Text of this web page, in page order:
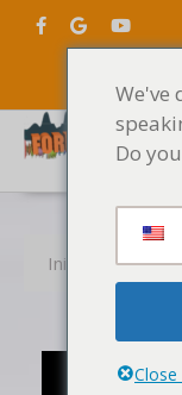
Inicio
We've
Do